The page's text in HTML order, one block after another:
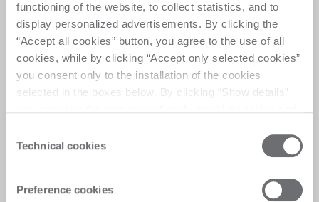
functioning of the website, to collect statistics, and to
display personalized advertisements. By clicking the
“Accept all cookies” button, you agree to the use of all
cookies, while by clicking “Accept only selected cookies”
you consent only to the installation of the cookies
selected in the boxes below. By clicking “Show details”,
Click here to view the privacy policy.
Selection
Technical cookies
Preference cookies
Remote-Support-
Vertrag
Profitieren Sie von kontinuierlichem technischem
Sichern Sie sich kontinuierlichen Zugang zu
einjährigen Remote-Support-Vertrag, der schnelle
Reaktionszeiten und Betriebskontinuität